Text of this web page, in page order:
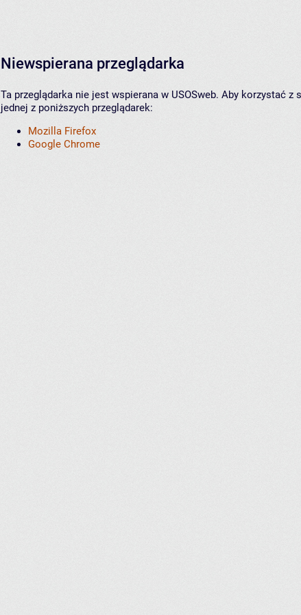
Niewspierana przeglądarka
Ta przeglądarka nie jest wspierana w USOSweb. Aby korzystać z
jednej z poniższych przeglądarek:
Mozilla Firefox
Google Chrome